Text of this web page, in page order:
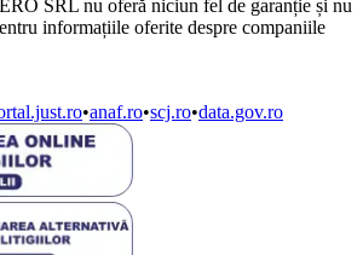
SRL nu oferă niciun fel de garanție și nu
informațiile oferite despre companiile
•anaf.ro•scj.ro•data.gov.ro